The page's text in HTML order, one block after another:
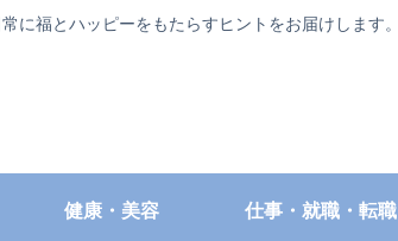
に福とハッピーをもたらすヒントをお届けします。
健康・美容 仕事・就職・転職